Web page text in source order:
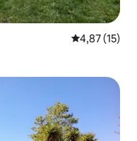
Évaluation
4,87 (15)